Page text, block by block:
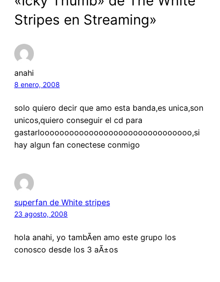
Stripes en Streaming»
anahi
8 enero, 2008
solo quiero decir que amo esta banda,es unica,son
unicos,quiero conseguir el cd para
gastarlooooooooooooooooooooooooooooooo,si
hay algun fan conectese conmigo
superfan de White stripes
23 agosto, 2008
hola anahi, yo tambÃ­en amo este grupo los
conosco desde los 3 aÃ±os